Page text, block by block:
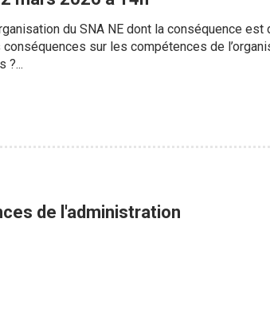
du SNA NE dont la conséquence
sur les compétences de
?...
de l'administration